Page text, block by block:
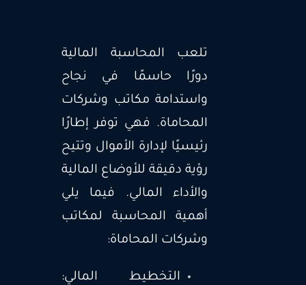
تلعب المحاسبة المالية
دورًا حاسمًا في نجاح
واستدامة مكاتب وشركات
المحاماة. فهي توفر إطارًا
رئيسيًا لإدارة الأموال وتتيح
رؤية دقيقة للأوضاع المالية
والأداء المالي. فيما يلي
أهمية المحاسبة لمكاتب
وشركات المحاماة:
التخطيط المالي: